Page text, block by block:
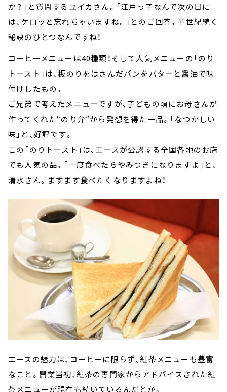
か？」と質問するユイカさん。「江戸っ子なんで次の日に
は、ケロッと忘れちゃいますね。」とのご回答。半世紀続く
秘訣のひとつなんですね！
コーヒーメニューは40種類！そして人気メニューの「のり
トースト」は、板のりをはさんだパンをバターと醤油で味
付けしたもの。
ご兄弟で考えたメニューですが、子どもの頃にお母さんが
作ってくれた“のり弁”から発想を得た一品。「なつかしい
味」と、好評です。
この「のりトースト」は、エースが公認する全国各地のお店
でも人気の品。「一度食べたらやみつきになりますよ」と、
清水さん。ますます食べたくなりますよね！
エースの魅力は、コーヒーに限らず、紅茶メニューも豊富
なこと。開業当初、紅茶の専門家からアドバイスされた紅
茶メニューが現在も続いているんだとか。